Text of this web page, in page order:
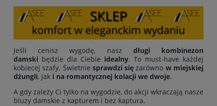
Jeśli cenisz wygodę, nasz długi kombinezon
damski będzie dla Ciebie idealny. To must-have każdej
kobiecej szafy. Świetnie sprawdzi się zarówno w miejskiej
dżungli, jak i na romantycznej kolacji we dwoje.
A gdy zależy Ci tylko na wygodzie, do akcji wkraczają nasze
bluzy damskie z kapturem i bez kaptura.